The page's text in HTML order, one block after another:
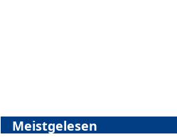
Meistgelesen